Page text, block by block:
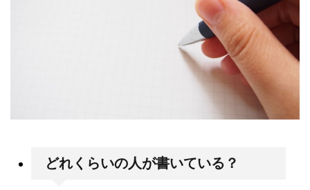
どれくらいの人が書いている？